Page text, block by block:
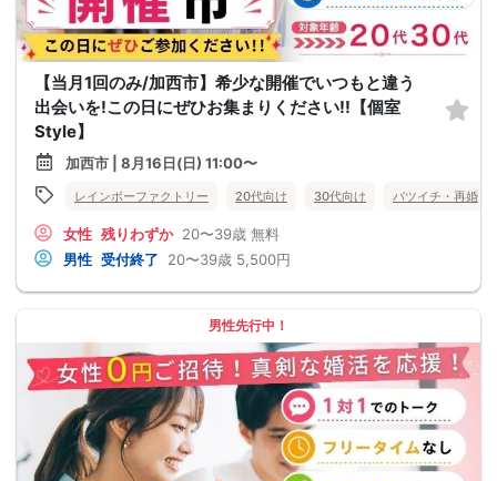
【当月1回のみ/加西市】希少な開催でいつもと違う
出会いを!この日にぜひお集まりください!!【個室
Style】
加西市 | 8月16日(日) 11:00〜
レインボーファクトリー 20代向け 30代向け バツイチ・再婚
女性 残りわずか 20〜39歳 無料
男性 受付終了 20〜39歳 5,500円
男性先行中！